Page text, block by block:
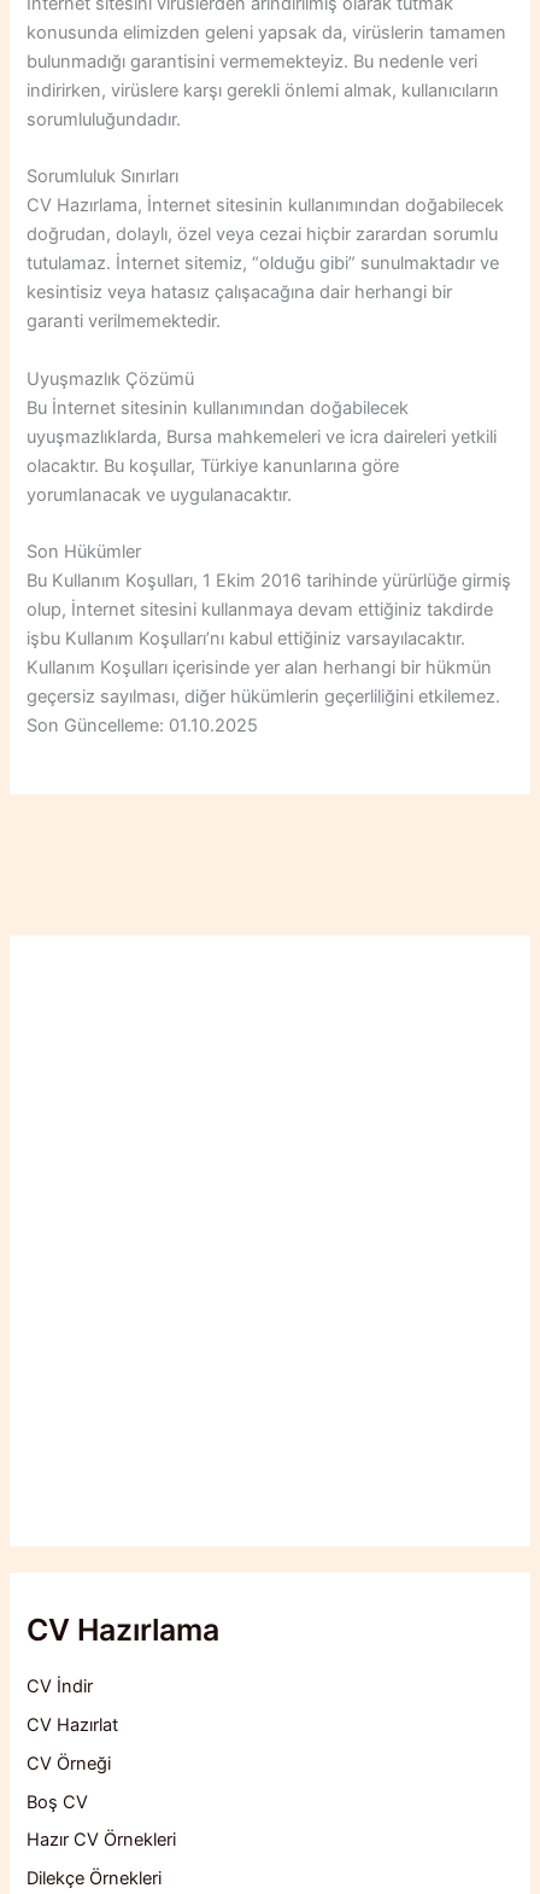
konusunda elimizden geleni yapsak da, virüslerin tamamen
bulunmadığı garantisini vermemekteyiz. Bu nedenle veri
indirirken, virüslere karşı gerekli önlemi almak, kullanıcıların
sorumluluğundadır.
Sorumluluk Sınırları
CV Hazırlama, İnternet sitesinin kullanımından doğabilecek
doğrudan, dolaylı, özel veya cezai hiçbir zarardan sorumlu
tutulamaz. İnternet sitemiz, “olduğu gibi” sunulmaktadır ve
kesintisiz veya hatasız çalışacağına dair herhangi bir
garanti verilmemektedir.
Uyuşmazlık Çözümü
Bu İnternet sitesinin kullanımından doğabilecek
uyuşmazlıklarda, Bursa mahkemeleri ve icra daireleri yetkili
olacaktır. Bu koşullar, Türkiye kanunlarına göre
yorumlanacak ve uygulanacaktır.
Son Hükümler
Bu Kullanım Koşulları, 1 Ekim 2016 tarihinde yürürlüğe girmiş
olup, İnternet sitesini kullanmaya devam ettiğiniz takdirde
işbu Kullanım Koşulları’nı kabul ettiğiniz varsayılacaktır.
Kullanım Koşulları içerisinde yer alan herhangi bir hükmün
geçersiz sayılması, diğer hükümlerin geçerliliğini etkilemez.
Son Güncelleme: 01.10.2025
CV Hazırlama
CV İndir
CV Hazırlat
CV Örneği
Boş CV
Hazır CV Örnekleri
Dilekçe Örnekleri